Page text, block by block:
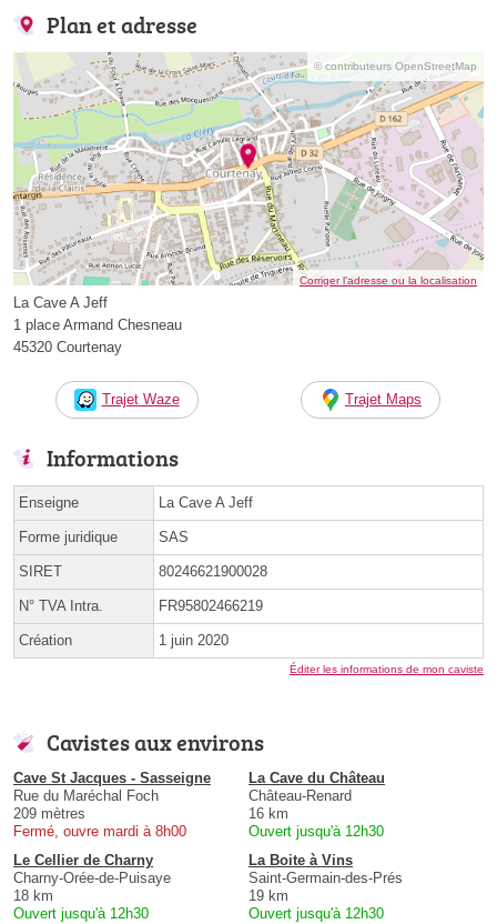
Plan et adresse
© contributeurs OpenStreetMap
Corriger l’adresse ou la localisation
La Cave A Jeff
1 place Armand Chesneau
45320 Courtenay
Trajet Waze Trajet Maps
Informations
Enseigne La Cave A Jeff
Forme juridique SAS
SIRET 80246621900028
N° TVA Intra. FR95802466219
Création 1 juin 2020
Éditer les informations de mon caviste
Cavistes aux environs
Cave St Jacques - Sasseigne
Rue du Maréchal Foch
209 mètres
Fermé, ouvre mardi à 8h00
La Cave du Château
Château-Renard
16 km
Ouvert jusqu'à 12h30
Le Cellier de Charny
Charny-Orée-de-Puisaye
18 km
Ouvert jusqu'à 12h30
La Boite à Vins
Saint-Germain-des-Prés
19 km
Ouvert jusqu'à 12h30